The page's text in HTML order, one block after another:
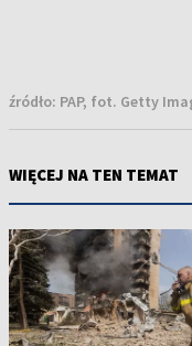
źródło: PAP, fot. Getty
WIĘCEJ NA TEN TEMAT